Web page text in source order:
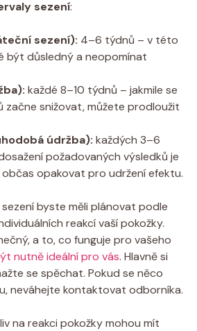
sezení:
sezení): 4–6 týdnů – v této
být důsledný a neopomínat
každé 8–10 týdnů – jakmile se
začne snižovat, můžete prodloužit
údržba): každých 3–6
požadovaných výsledků je
opakovat pro udržení efektu.
byste měli plánovat podle
reakcí vaší pokožky.
a to, co funguje pro vašeho
nutně ideální pro vás. Hlavně si
se spěchat. Pokud se něco
neváhejte kontaktovat odborníka.
na reakci pokožky mohou mít